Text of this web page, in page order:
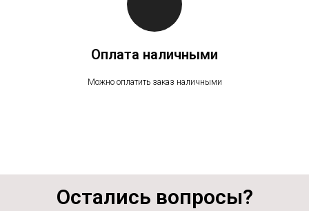
Оплата наличными
Можно оплатить заказ наличными
Остались вопросы?